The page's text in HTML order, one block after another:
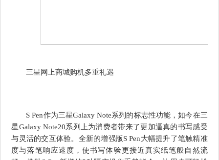
三星网上商城购机多重礼遇
S Pen作为三星Galaxy Note系列的标志性功能，如今在三
星Galaxy Note20系列上为消费者带来了更加逼真的书写感受
与灵活的交互体验。全新的增强版S Pen大幅提升了笔触精准
度与落笔响应速度，使书写体验更接近真实纸笔般自然流